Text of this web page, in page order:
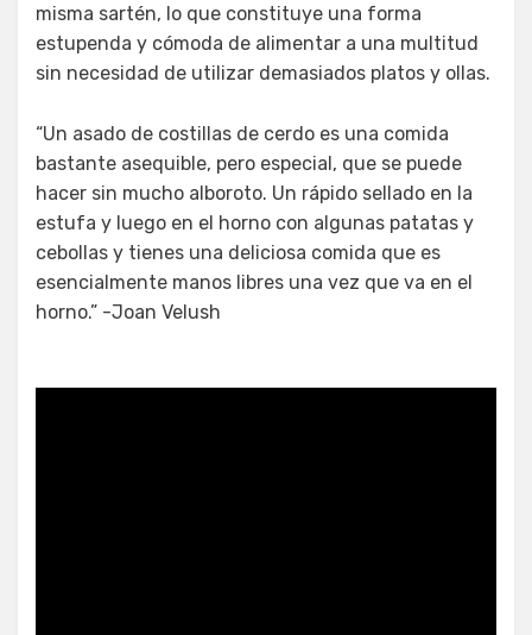
misma sartén, lo que constituye una forma
estupenda y cómoda de alimentar a una multitud
sin necesidad de utilizar demasiados platos y ollas.
“Un asado de costillas de cerdo es una comida
bastante asequible, pero especial, que se puede
hacer sin mucho alboroto. Un rápido sellado en la
estufa y luego en el horno con algunas patatas y
cebollas y tienes una deliciosa comida que es
esencialmente manos libres una vez que va en el
horno.” -Joan Velush